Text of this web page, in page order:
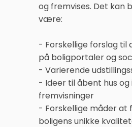
og fremvises. Det kan
være:
- Forskellige forslag til
på boligportaler og
- Varierende
- Ideer til åbent hus og
fremvisninger
- Forskellige måder
boligens unikke